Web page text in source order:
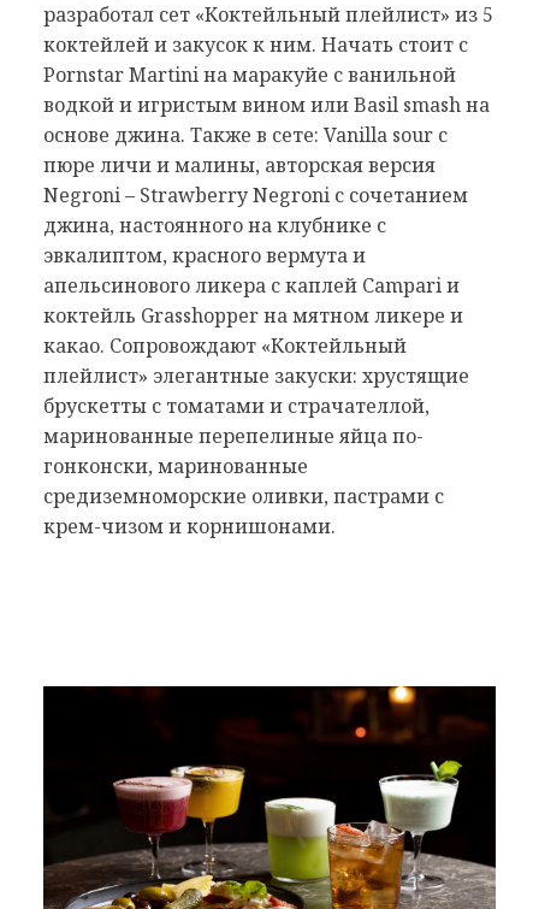
разработал сет «Коктейльный плейлист» из 5
коктейлей и закусок к ним. Начать стоит с
Pornstar Martini на маракуйе с ванильной
водкой и игристым вином или Basil smash на
основе джина. Также в сете: Vanilla sour с
пюре личи и малины, авторская версия
Negroni – Strawberry Negroni с сочетанием
джина, настоянного на клубнике с
эвкалиптом, красного вермута и
апельсинового ликера с каплей Campari и
коктейль Grasshopper на мятном ликере и
какао. Сопровождают «Коктейльный
плейлист» элегантные закуски: хрустящие
брускетты с томатами и страчателлой,
маринованные перепелиные яйца по-
гонконски, маринованные
средиземноморские оливки, пастрами с
крем-чизом и корнишонами.